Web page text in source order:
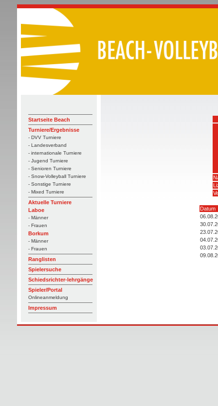
Startseite Beach
Turniere/Ergebnisse
- DVV Turniere
- Landesverband
- internationale Turniere
- Jugend Turniere
- Senioren Turniere
- Snow-Volleyball Turniere
- Sonstige Turniere
- Mixed Turniere
Aktuelle Turniere
Laboe
- Männer
- Frauen
Borkum
- Männer
- Frauen
Ranglisten
Spielersuche
Schiedsrichter-lehrgänge
Spieler/Portal
Onlineanmeldung
Impressum
Datum